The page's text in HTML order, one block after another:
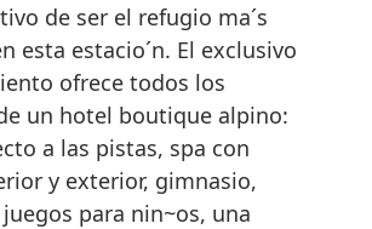
de ser el refugio ma´s
esta estacio´n. El exclusivo
ofrece todos los
un hotel boutique alpino:
a las pistas, spa con
y exterior, gimnasio,
para nin~os, una